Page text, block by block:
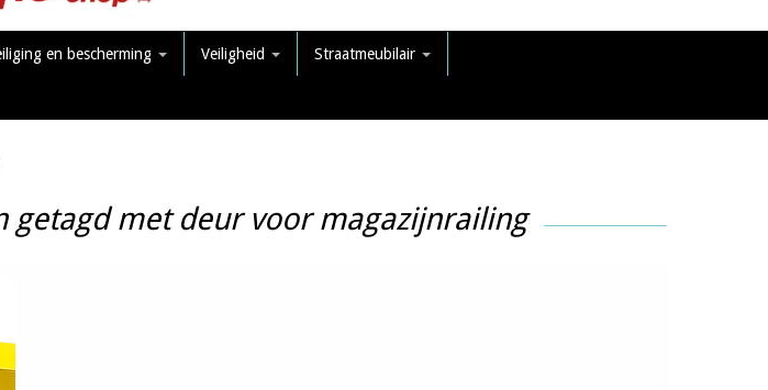
en bescherming Veiligheid Straatmeubilair
getagd met deur voor magazijnrailing